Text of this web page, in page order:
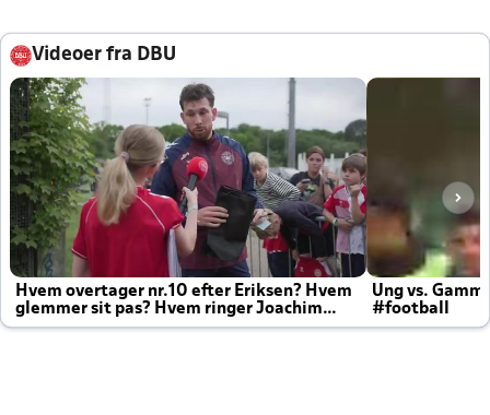
Videoer fra DBU
Hvem overtager nr.10 efter Eriksen? Hvem
glemmer sit pas? Hvem ringer Joachim
altid til efter kampe?
Ung vs.
#football